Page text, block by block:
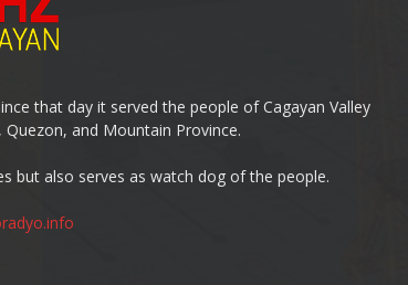
that day it served the people of Cagayan Valley
and Mountain Province.
but also serves as watch dog of the people.